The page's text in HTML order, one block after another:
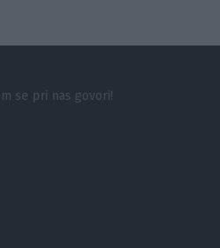
se pri nas govori!